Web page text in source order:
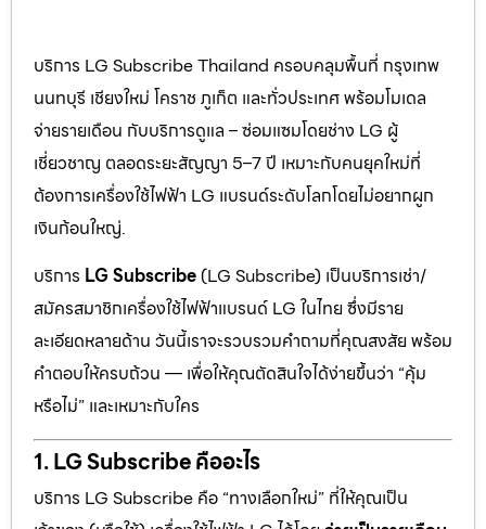
บริการ LG Subscribe Thailand ครอบคลุมพื้นที่ กรุงเทพ
นนทบุรี เชียงใหม่ โคราช ภูเก็ต และทั่วประเทศ พร้อมโมเดล
จ่ายรายเดือน กับบริการดูแล – ซ่อมแซมโดยช่าง LG ผู้
เชี่ยวชาญ ตลอดระยะสัญญา 5–7 ปี เหมาะกับคนยุคใหม่ที่
ต้องการเครื่องใช้ไฟฟ้า LG แบรนด์ระดับโลกโดยไม่อยากผูก
เงินก้อนใหญ่.
บริการ LG Subscribe(LG Subscribe) เป็นบริการเช่า/
สมัครสมาชิกเครื่องใช้ไฟฟ้าแบรนด์ LG ในไทย ซึ่งมีราย
ละเอียดหลายด้าน วันนี้เราจะรวบรวมคำถามที่คุณสงสัย พร้อม
คำตอบให้ครบถ้วน — เพื่อให้คุณตัดสินใจได้ง่ายขึ้นว่า “คุ้ม
หรือไม่” และเหมาะกับใคร
1. LG Subscribe คืออะไร
บริการ LG Subscribe คือ “ทางเลือกใหม่” ที่ให้คุณเป็น